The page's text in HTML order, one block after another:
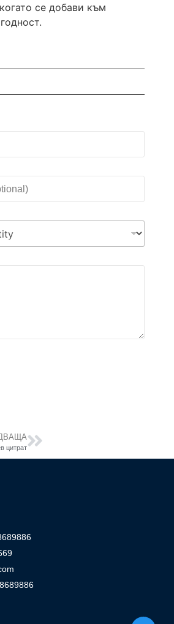
се добави към
цитрат